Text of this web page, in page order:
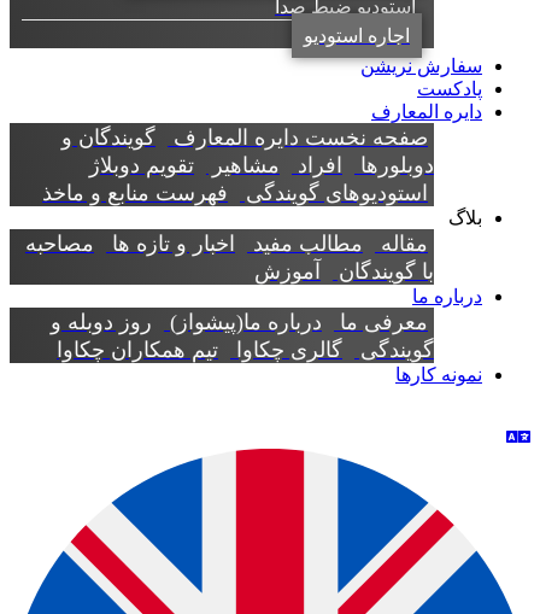
استودیو ضبط صدا
اجاره استودیو
سفارش نریشن
پادکست
دایره المعارف
صفحه نخست دایره المعارف گویندگان و
دوبلورها
افراد مشاهیر تقویم دوبلاژ
استودیوهای گویندگی فهرست منابع و ماخذ
بلاگ
مقاله مطالب مفید اخبار و تازه ها
مصاحبه
با گویندگان آموزش
درباره ما
معرفی ما درباره ما(پیشواز)
روز دوبله و
گویندگی گالری چکاوا تیم همکاران چکاوا
نمونه کارها